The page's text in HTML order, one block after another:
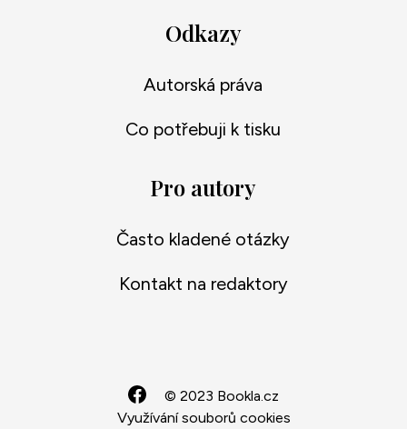
Odkazy
Autorská práva
Co potřebuji k tisku
Pro autory
Často kladené otázky
Kontakt na redaktory
© 2023 Bookla.cz
Využívání souborů cookies